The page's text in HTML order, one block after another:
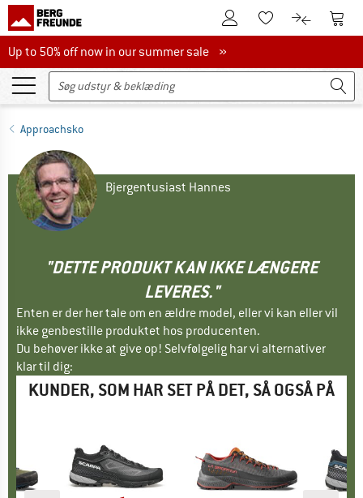
Til kundekontoenTil huskesedlen.
Til Til
Up to 50% off now in our summer sale
Up to 50% off now in our summer sale »
Approachsko
Bjergentusiast Hannes
"DETTE PRODUKT KAN IKKE LÆNGERE
LEVERES."
Enten er der her tale om en ældre model, eller vi kan eller vil
ikke genbestille produktet hos producenten.
Du behøver ikke at give op! Selvfølgelig har vi alternativer
klar til dig:
KUNDER, SOM HAR SET PÅ DET, SÅ OGSÅ PÅ